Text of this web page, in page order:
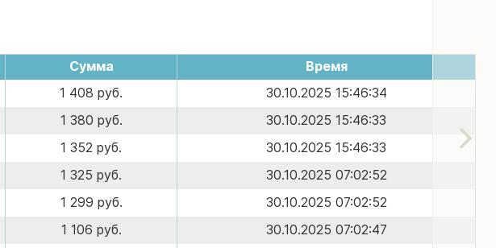
Сумма
Время
1 408 руб.
30.10.2025 15:46:34
1 380 руб.
30.10.2025 15:46:33
1 352 руб.
30.10.2025 15:46:33
1 325 руб.
30.10.2025 07:02:52
1 299 руб.
30.10.2025 07:02:52
1 106 руб.
30.10.2025 07:02:47